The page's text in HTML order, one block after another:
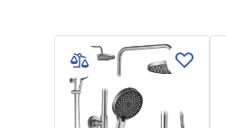
Spôsob otvárania
zhromaždenie
Výška
shower manual.pdf